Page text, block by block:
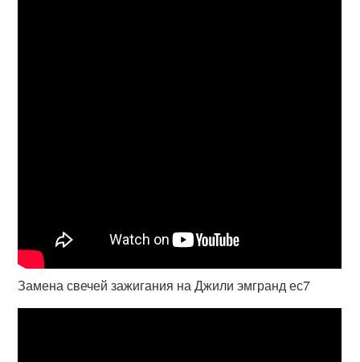
Замена свечей зажигания на Джили эмгранд ес7